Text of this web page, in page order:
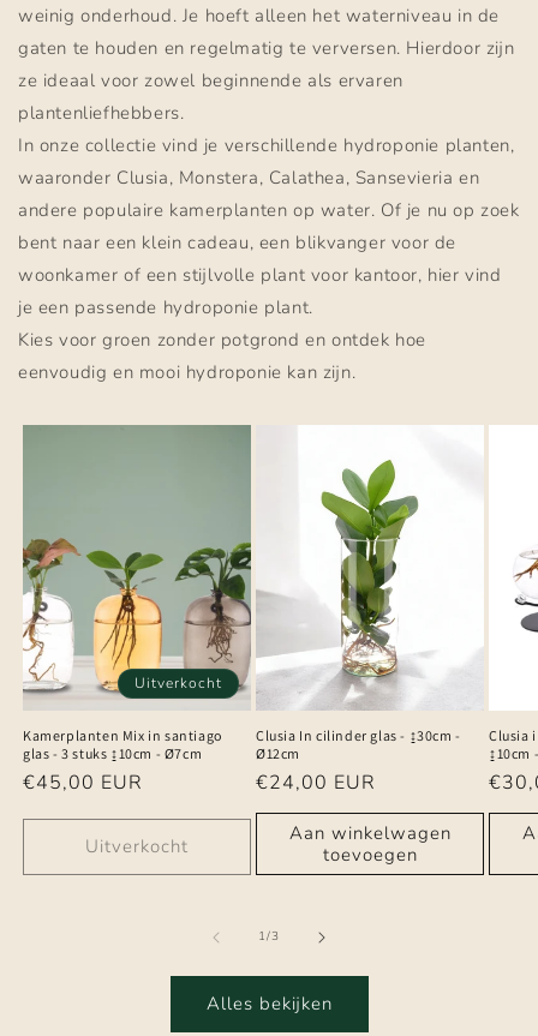
weinig onderhoud. Je hoeft alleen het waterniveau in de
gaten te houden en regelmatig te verversen. Hierdoor zijn
ze ideaal voor zowel beginnende als ervaren
plantenliefhebbers.
In onze collectie vind je verschillende hydroponie planten,
waaronder Clusia, Monstera, Calathea, Sansevieria en
andere populaire kamerplanten op water. Of je nu op zoek
bent naar een klein cadeau, een blikvanger voor de
woonkamer of een stijlvolle plant voor kantoor, hier vind
je een passende hydroponie plant.
Kies voor groen zonder potgrond en ontdek hoe
eenvoudig en mooi hydroponie kan zijn.
Uitverkocht
Kamerplanten Mix in santiago
glas - 3 stuks ↨10cm - Ø7cm
Normale
€45,00 EUR
Uitverkocht
Clusia In cilinder glas - ↨30cm -
Ø12cm
Normale
prijs
€24,00 EUR
Aan winkelwagen
toevoegen
Clusia
↨10cm
prijs
1/van
3
Alles bekijken